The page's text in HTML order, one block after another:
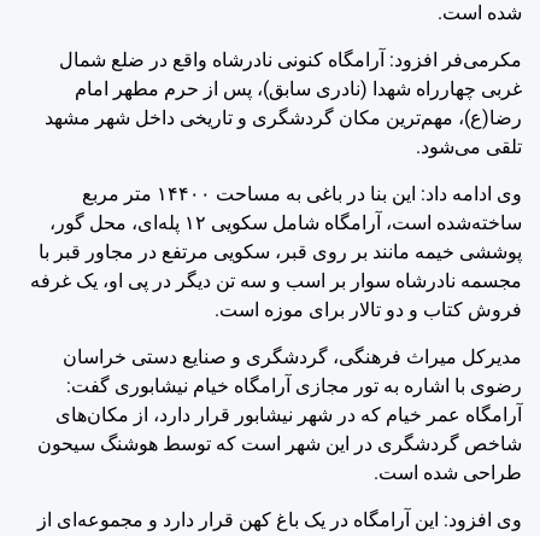
شده است.
مکرمی‌فر افزود: آرامگاه کنونی نادرشاه واقع در ضلع شمال
غربی چهارراه شهدا (نادری سابق)، پس از حرم مطهر امام
رضا(ع)، مهم‌ترین مکان گردشگری و تاریخی داخل شهر مشهد
تلقی می‌شود.
وی ادامه داد: این بنا در باغی به مساحت ۱۴۴۰۰ متر مربع
ساخته‌شده است، آرامگاه شامل سکویی ۱۲ پله‌ای، محل گور،
پوششی خیمه مانند بر روی قبر، سکویی مرتفع در مجاور قبر با
مجسمه نادرشاه سوار بر اسب و سه تن دیگر در پی او، یک غرفه
فروش کتاب و دو تالار برای موزه است.
مدیرکل میراث فرهنگی، گردشگری و صنایع‌ دستی خراسان
رضوی با اشاره به تور مجازی آرامگاه خیام نیشابوری گفت:
آرامگاه عمر خیام که در شهر نیشابور قرار دارد، از مکان‌های
شاخص گردشگری در این شهر است که توسط هوشنگ سیحون
طراحی‌ شده است.
وی افزود: این آرامگاه در یک باغ کهن قرار دارد و مجموعه‌ای از